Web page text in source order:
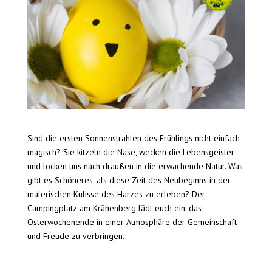
Sind die ersten Sonnenstrahlen des Frühlings nicht einfach
magisch? Sie kitzeln die Nase, wecken die Lebensgeister
und locken uns nach draußen in die erwachende Natur. Was
gibt es Schöneres, als diese Zeit des Neubeginns in der
malerischen Kulisse des Harzes zu erleben? Der
Campingplatz am Krähenberg lädt euch ein, das
Osterwochenende in einer Atmosphäre der Gemeinschaft
und Freude zu verbringen.